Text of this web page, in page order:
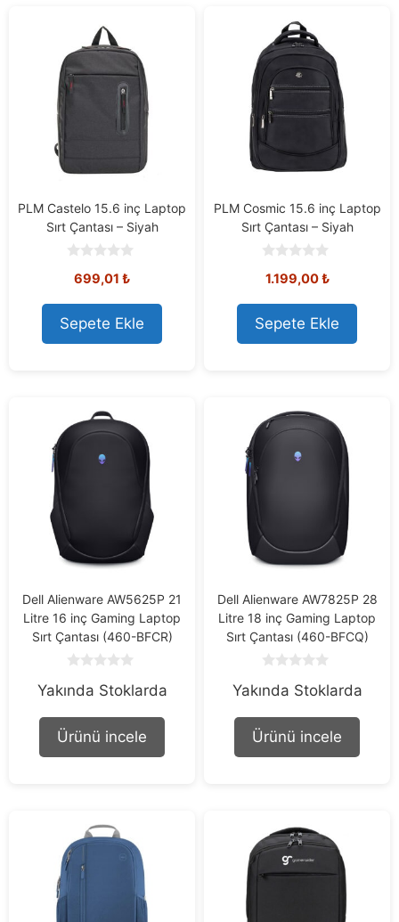
PLM Castelo 15.6 inç Laptop
Sırt Çantası – Siyah
o
t
o
f
5
699,01 ₺
Sepete Ekle
PLM Cosmic 15.6 inç Laptop
Sırt Çantası – Siyah
o
t
o
f
5
1.199,00₺
Sepete Ekle
Dell Alienware AW5625P 21
Litre 16 inç Gaming Laptop
Sırt Çantası (460-BFCR)
o
t
f
Yakında Stoklarda
Ürünü incele
Dell Alienware AW7825P 28
Litre 18 inç Gaming Laptop
Sırt Çantası (460-BFCQ)
o
t
f
Yakında Stoklarda
Ürünü incele